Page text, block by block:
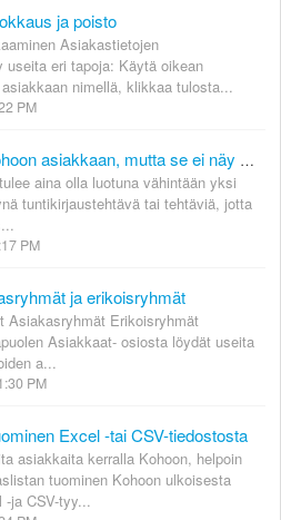
ja poisto
Asiakastietojen
useita eri tapoja: Käytä oikean
nimellä, klikkaa tulosta...
PM
3.1.3 Olen luonut Kohoon asiakkaan, mutta se ei näy tuntikirjauspuolella?
aina olla luotuna vähintään yksi
tuntikirjaustehtävä tai tehtäviä, jotta
PM
ja erikoisryhmät
Asiakasryhmät Erikoisryhmät
Asiakkaat- osiosta löydät useita
a...
PM
Excel -tai CSV-tiedostosta
asiakkaita kerralla Kohoon, helpoin
tuominen Kohoon ulkoisesta
ja CSV-tyy...